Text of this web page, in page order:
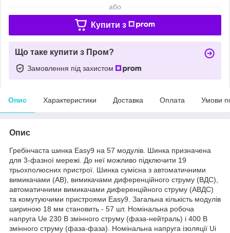
або
Купити з
Що таке купити з Пром?
Замовлення під захистом
Опис Характеристики Доставка Оплата Умови
Опис
Гребінчаста шинка Easy9 на 57 модулів. Шинка призначена
для 3-фазної мережі. До неї можливо підключити 19
трьохполюсних пристрої. Шинка сумісна з автоматичними
вимикачами (АВ), вимикачами диференційного струму (ВДС),
автоматичними вимикачами диференційного струму (АВДС)
та комутуючими пристроями Easy9. Загальна кількість модулів
шириною 18 мм становить - 57 шт. Номінальна робоча
напруга Ue 230 В змінного струму (фаза-нейтраль) і 400 В
змінного струму (фаза-фаза). Номінальна напруга ізоляції Ui